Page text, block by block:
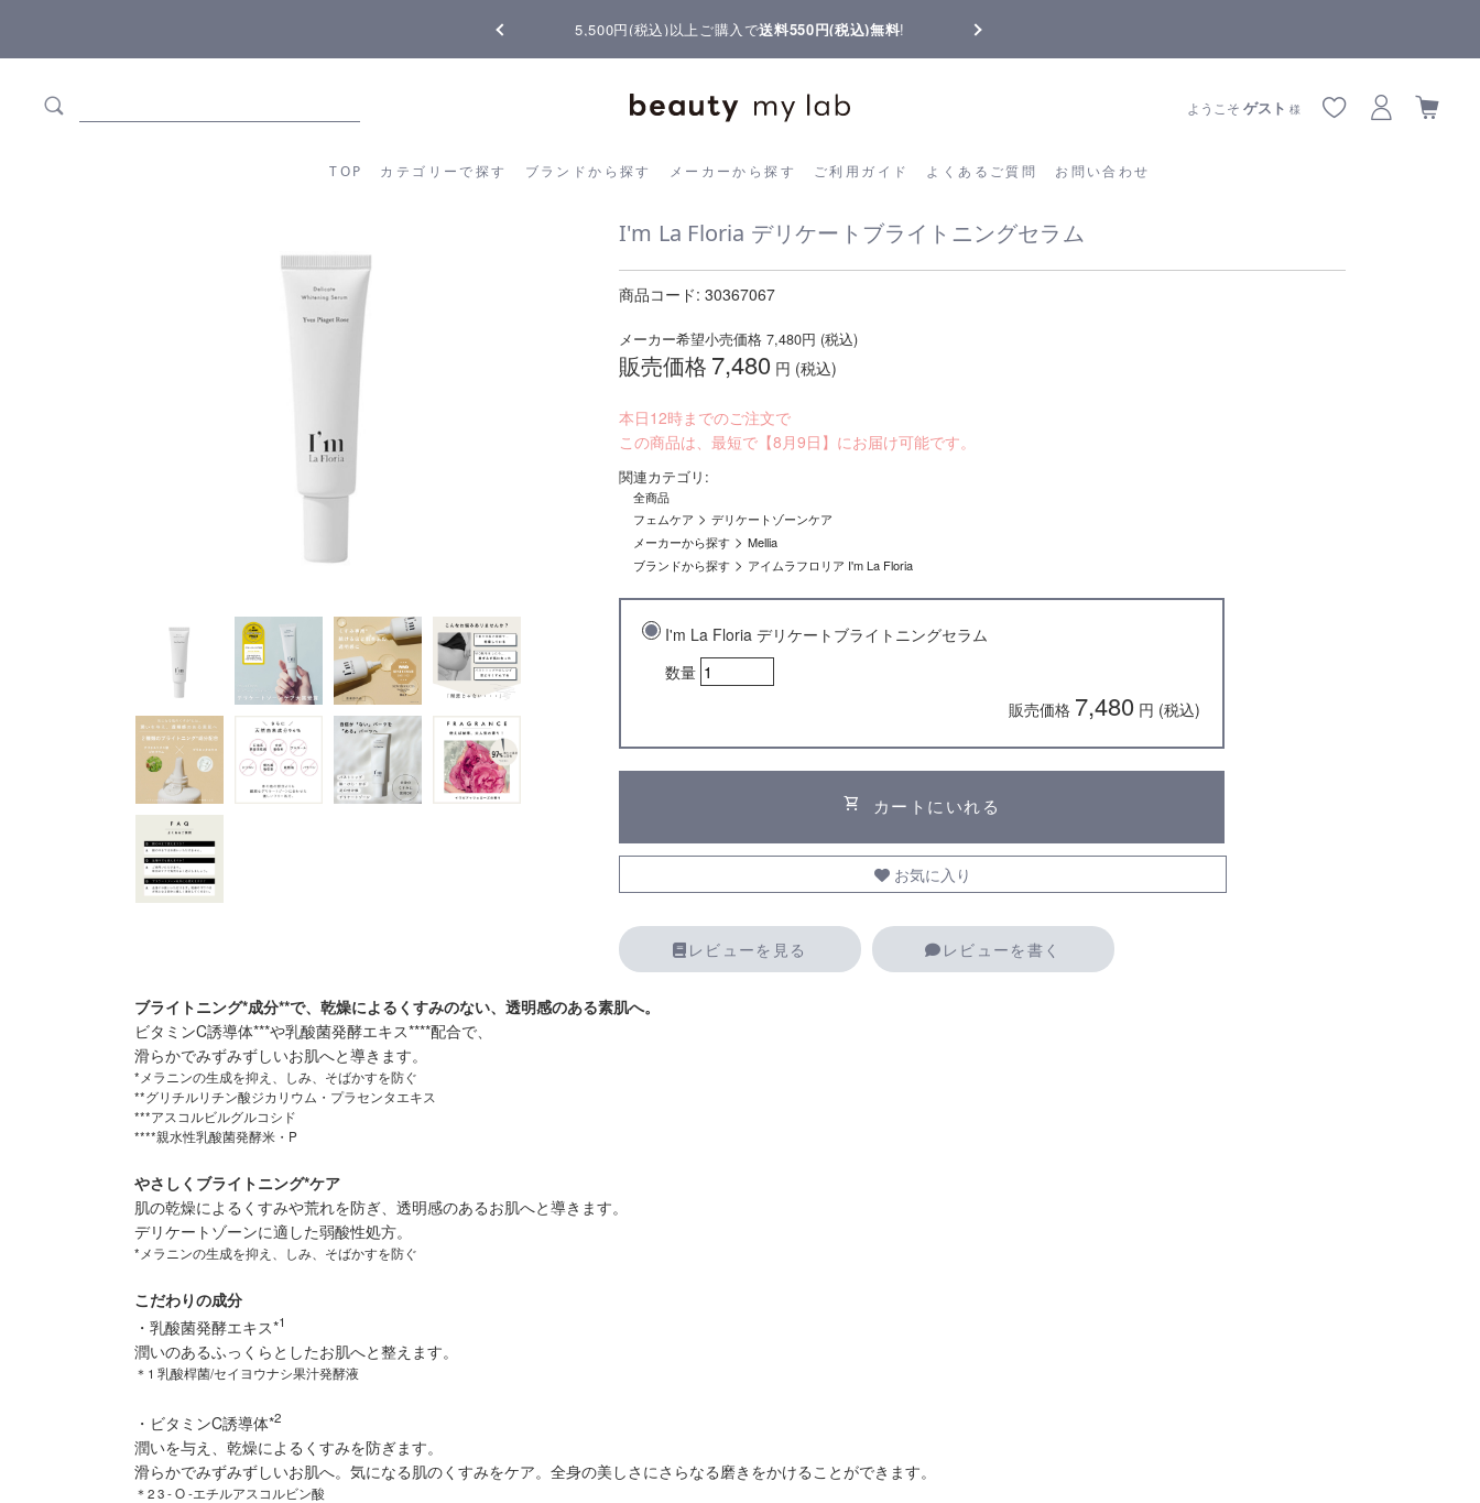
【重要】熊本地震の影響によりお届けに遅延が生じております
TOP カテゴリーで探す ブランドから探す メーカーから探す ご利用ガイド よくあるご質問 お問い合わせ
ようこそゲスト 様
カテゴリーから探す ブランドから探す メーカーから探す ご利用ガイド よくあるご質問
I'm La Floria デリケートブライトニングセラム
商品コード: 30367067
メーカー希望小売価格 7,480円 (税込)
販売価格 7,480 円 (税込)
本日12時までのご注文で
この商品は、最短で【8月9日】にお届け可能です。
関連カテゴリ:
全商品
フェムケア >デリケートゾーンケア
メーカーから探す >Mellia
ブランドから探す > アイムラフロリア I'm La Floria
I'm La Floria デリケートブライトニングセラム
数量
販売価格 7,480 円 (税込)
shopping_cart カートにいれる
お気に入り
レビューを見る レビューを書く
ブライトニング*成分**で、乾燥によるくすみのない、透明感のある素肌へ。
ビタミンC誘導体***や乳酸菌発酵エキス****配合で、
滑らかでみずみずしいお肌へと導きます。
*メラニンの生成を抑え、しみ、そばかすを防ぐ
**グリチルリチン酸ジカリウム・プラセンタエキス
***アスコルビルグルコシド
****親水性乳酸菌発酵米・P
やさしくブライトニング*ケア
肌の乾燥によるくすみや荒れを防ぎ、透明感のあるお肌へと導きます。
デリケートゾーンに適した弱酸性処方。
*メラニンの生成を抑え、しみ、そばかすを防ぐ
こだわりの成分
・乳酸菌発酵エキス*1
潤いのあるふっくらとしたお肌へと整えます。
＊1 乳酸桿菌/セイヨウナシ果汁発酵液
・ビタミンC誘導体*2
潤いを与え、乾燥によるくすみを防ぎます。
滑らかでみずみずしいお肌へ。気になる肌のくすみをケア。全身の美しさにさらなる磨きをかけることができます。
＊2 3 - O -エチルアスコルビン酸